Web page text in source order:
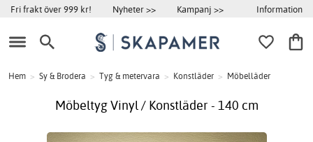
Fri frakt över 999 kr! Nyheter >> Kampanj >> Information
Hem > Sy & Brodera > Tyg & metervara > Konstläder > Möbelläder
Möbeltyg Vinyl / Konstläder - 140 cm